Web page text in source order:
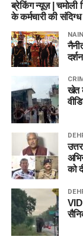
ब्रेकिंग न्यूज़ | चमोली
के कर्मचारी की संदिग्ध
खेत
को